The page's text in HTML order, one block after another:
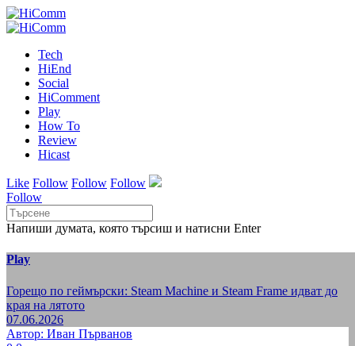
Tech
HiEnd
Social
HiComment
Play
How To
Review
Hicast
Like Follow Follow Follow
Follow
Напиши думата, която търсиш и натисни Enter
Play
Горещо по геймърски: Steam Machine и Steam Frame идват до
края на лятото
07.06.2026
Автор: Иван Първанов